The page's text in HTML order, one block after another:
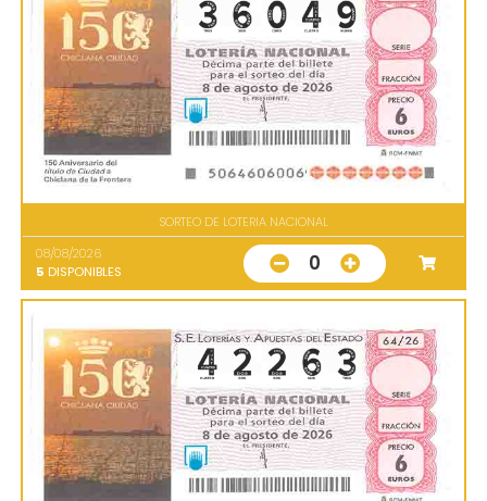
SORTEO DE LOTERIA NACIONAL
08/08/2026
5 DISPONIBLES 0